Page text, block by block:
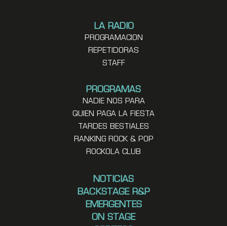
LA RADIO
PROGRAMACION
REPETIDORAS
STAFF
PROGRAMAS
NADIE NOS PARA
QUIEN PAGA LA FIESTA
TARDES BESTIALES
RANKING ROCK & POP
ROCKOLA CLUB
NOTICIAS
BACKSTAGE R&P
EMERGENTES
ON STAGE